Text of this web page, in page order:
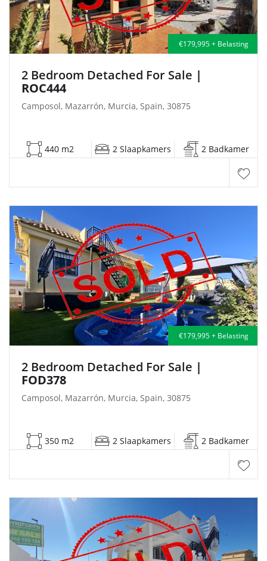
€179,995 + Belasting
2 Bedroom Detached For Sale |
ROC444
Camposol, Mazarrón, Murcia, Spain, 30875
440 m2 2 Slaapkamers 2 Badkamer
€179,995 + Belasting
2 Bedroom Detached For Sale |
FOD378
Camposol, Mazarrón, Murcia, Spain, 30875
350 m2 2 Slaapkamers 2 Badkamer